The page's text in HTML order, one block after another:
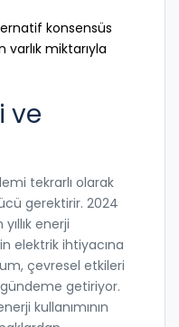
konsensüs
varlık miktarıyla
ve
tekrarlı olarak
gerektirir. 2024
enerji
elektrik ihtiyacına
çevresel etkileri
gündeme getiriyor.
kullanımının